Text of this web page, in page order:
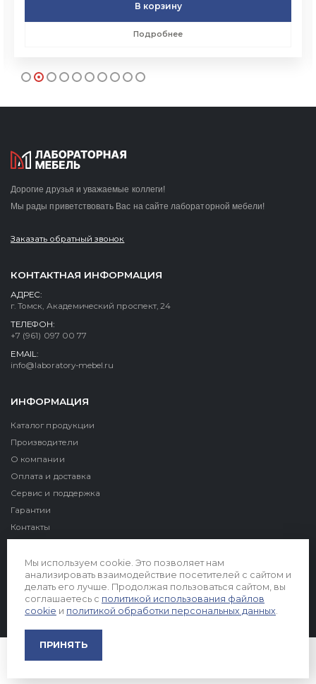
В корзину
Подробнее
Дорогие друзья и уважаемые коллеги!
Мы рады приветствовать Вас на сайте лабораторной мебели!
Заказать обратный звонок
КОНТАКТНАЯ ИНФОРМАЦИЯ
АДРЕС:
г. Томск, Академический проспект, 24
ТЕЛЕФОН:
+7 (961) 097 00 77
EMAIL:
info@laboratory-mebel.ru
ИНФОРМАЦИЯ
Каталог продукции
Производители
О компании
Оплата и доставка
Сервис и поддержка
Гарантии
Контакты
© 2026. Все права защищены
Мы используем cookie. Это позволяет нам
анализировать взаимодействие посетителей с сайтом и
делать его лучше. Продолжая пользоваться сайтом, вы
соглашаетесь с политикой использования файлов
cookie и политикой обработки персональных данных
ПРИНЯТЬ